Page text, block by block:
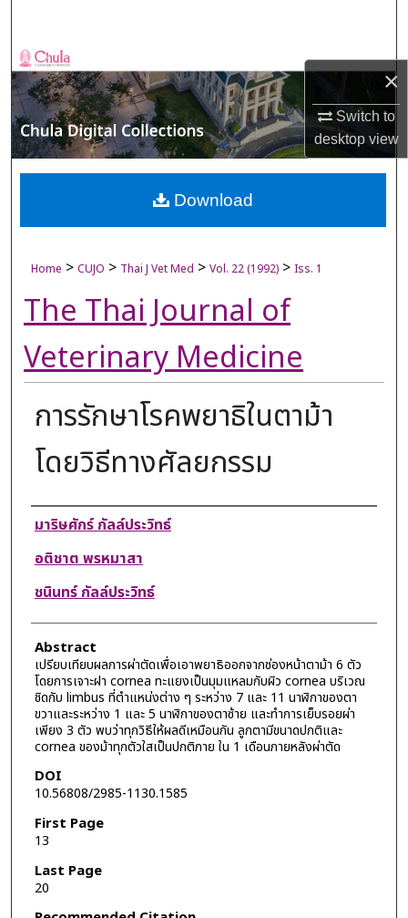
×
Switch to
desktopview
Browse Collections
My Account
About
Digital Commons Network™
Home > CUJO > Thai J Vet Med > Vol. 22 (1992) > Iss. 1
The Thai Journal of
Veterinary Medicine
การรักษาโรคพยาธิในตาม้า
โดยวิธีทางศัลยกรรม
Authors
มาริษศักร์ กัลล์ประวิทธ์
อติชาต พรหมาสา
ชนินทร์ กัลล์ประวิทธ์
Abstract
เปรียบเทียบผลการผ่าตัดเพื่อเอาพยาธิออกจากช่องหน้าตาม้า 6 ตัว
โดยการเจาะฝา cornea ทะแยงเป็นมุมแหลมกับผิว cornea บริเวณ
ชิดกับ limbus ที่ตำแหน่งต่าง ๆ ระหว่าง 7 และ 11 นาฬิกาของตา
ขวาและระหว่าง 1 และ 5 นาฬิกาของตาซ้าย และทำการเย็บรอยผ่า
เพียง 3 ตัว พบว่าทุกวิธีให้ผลดีเหมือนกัน ลูกตามีขนาดปกติและ
cornea ของม้าทุกตัวใสเป็นปกติภาย ใน 1 เดือนภายหลังผ่าตัด
DOI
10.56808/2985-1130.1585
First Page
13
Last Page
20
Download